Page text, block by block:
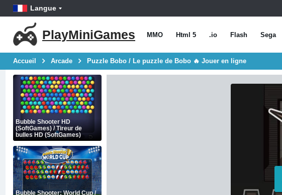
Langue
PlayMiniGames MMO Html 5 .io Flash Sega
Accueil Arcade Puzzle Bobo / Le puzzle de Bobo 🔥 Jouer en ligne
Bubble Shooter HD
(SoftGames) / Tireur de
bulles HD (SoftGames)
Bubble Shooter: World Cup /